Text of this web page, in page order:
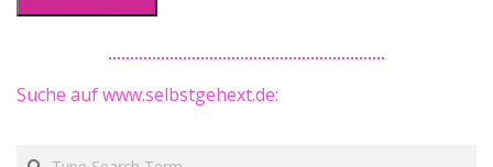
Suche auf www.selbstgehext.de:
Search